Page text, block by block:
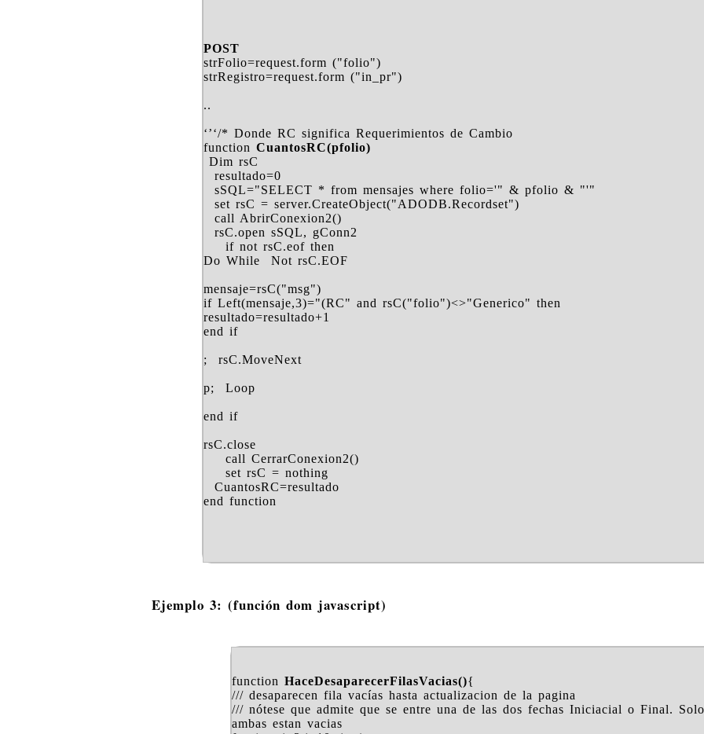
POST
strFolio=request.form ("folio")
strRegistro=request.form ("in_pr")
..
‘’‘/* Donde RC significa Requerimientos de Cambio
function CuantosRC(pfolio)
Dim rsC
resultado=0
sSQL="SELECT * from mensajes where folio='" & pfolio & "'"
set rsC = server.CreateObject("ADODB.Recordset")
call AbrirConexion2()
rsC.open sSQL, gConn2
if not rsC.eof then
Do While Not rsC.EOF
mensaje=rsC("msg")
if Left(mensaje,3)="(RC" and rsC("folio")<>"Generico" then
resultado=resultado+1
end if
; rsC.MoveNext
p; Loop
end if
rsC.close
call CerrarConexion2()
set rsC = nothing
CuantosRC=resultado
end function
Ejemplo 3: (función dom javascript)
function HaceDesaparecerFilasVacias(){
/// desaparecen fila vacías hasta actualizacion de la pagina
/// nótese que admite que se entre una de las dos fechas Iniciacial o Final. Solo
ambas estan vacias